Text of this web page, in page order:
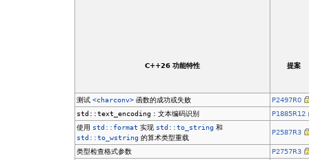
C++26 功能特性 提案
测试<charconv> 函数的成功或失败
P2497R0
std::text_encoding ：文本编码识别
P1885R12
使用 std::format 实现 std::to_string 和
std::to_wstring 的算术类型重载
P2587R3
类型检查格式参数
P2757R3